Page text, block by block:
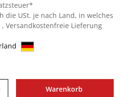
die USt. je nach Land, in welches
Versandkostenfreie Lieferung
Warenkorb